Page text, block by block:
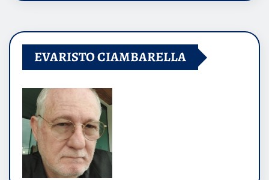
EVARISTO CIAMBARELLA